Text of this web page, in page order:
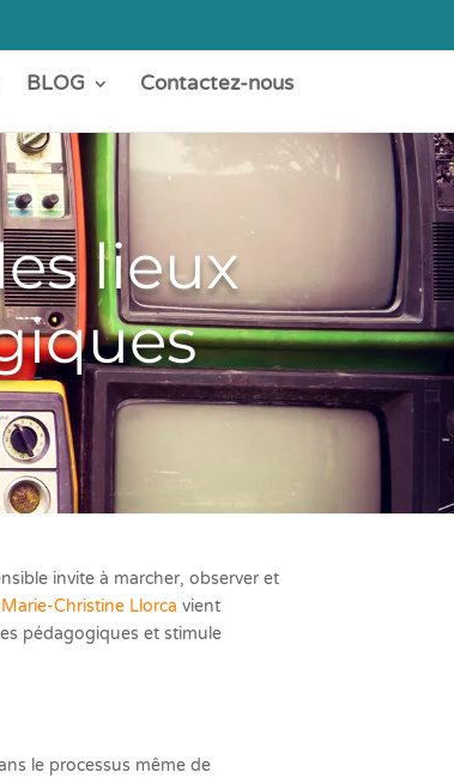
BLOG Contactez-nous
lieux
invite à marcher, observer et
Marie-Christine Llorca vient
pédagogiques et stimule
le processus même de